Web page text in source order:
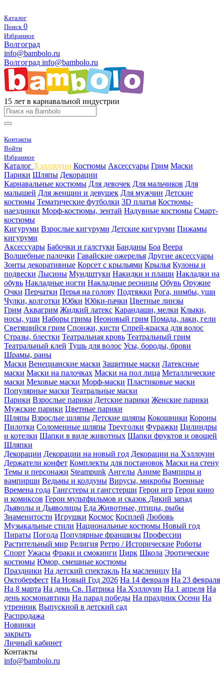
Каталог
Поиск 0
Избранное
Волгоград
info@bambolo.ru
Волгоград info@bambolo.ru
15 лет в карнавальной индустрии
Контакты
Войти
Избранное
Каталог Хэлллоуин Костюмы Аксессуары Грим Маски
Парики Шляпы Декорации
Карнавальные костюмы Для девочек Для мальчиков Для
малышей Для женщин и девушек Для мужчин Детские
костюмы Тематические футболки 3D платья Костюмы-
наездники Морф-костюмы, зентай Надувные костюмы Смарт-
костюмы
Кигуруми Взрослые кигуруми Детские кигуруми Пижамы
кигуруми
Аксессуары Бабочки и галстуки Банданы Боа Веера
Волшебные палочки Гавайские ожерелья Другие аксессуары
Зонты декоративные Корсет с крыльями Крылья Кулоны и
подвески Лысины Мундштуки Накидки и плащи Накладки на
обувь Накладные ногти Накладные ресницы Обувь Оружие
Очки Перчатки Перья на голову Подтяжки Рога, нимбы, уши
Чулки, колготки Юбки Юбки-пачки Цветные линзы
Грим Аквагрим Жидкий латекс Карандаши, мелки Клыки,
носы, уши Наборы грима Неоновый грим Помада, лаки, гели
Светящийся грим Спонжи, кисти Спрей-краска для волос
Стразы, блестки Театральная кровь Театральный грим
Театральный клей Тушь для волос Усы, бороды, брови
Шрамы, раны
Маски Венецианские маски Защитные маски Латексные
маски Маски на палочках Маски на пол лица Металлические
маски Меховые маски Морф-маски Пластиковые маски
Популярные маски Театральные маски
Парики Взрослые парики Детские парики Женские парики
Мужские парики Цветные парики
Шляпы Взрослые шляпы Детские шляпы Кокошники Короны
Пилотки Соломенные шляпы Треуголки Фуражки Цилиндры
и котелки Шапки в виде животных Шапки фруктов и овощей
Шляпки
Декорации Декорации на новый год Декорации на Хэллоуин
Держатели конфет Комплекты для постановок Маски на стену
Темы и персонажи Steampunk Ангелы Аниме Вампиры и
вампирши Ведьмы и колдуны Вирусы, микробы Военные
Времена года Гангстеры и гангстерши Герои игр Герои кино
и комиксов Герои мультфильмов и сказок Дикий запад
Дьяволы и Дьяволицы Еда Животные, птицы, рыбы
Знаменитости Игрушки Космос Косплей Любовь
Музыкальные стили Национальные костюмы Новый год
Пираты Погода Популярные франшизы Профессии
Растительный мир Религия Ретро / Исторические Роботы
Спорт Ужасы Фраки и смокинги Цирк Школа Эротические
костюмы Юмор, смешные костюмы
Праздники На детский спектакль На масленицу На
Октоберфест На Новый Год 2026 На 14 февраля На 23 февраля
На 8 марта На день Св. Патрика На Хэллоуин На 1 апреля На
день космонавтики На парад победы На праздник Осени На
утренник Выпускной в детский сад
Распродажа
Новинки
закрыть
Личный кабинет
Контакты
info@bambolo.ru